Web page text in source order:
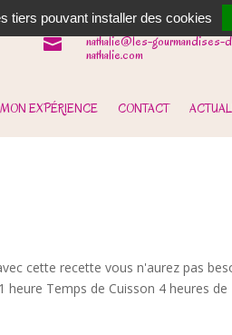

06 62 31 14 90

nathalie@les-gourmandises-
nathalie.com
MON EXPÉRIENCE CONTACT
cette recette vous n'aurez pas
Temps de Cuisson 4 heures de
tiers pouvant installer des cookies